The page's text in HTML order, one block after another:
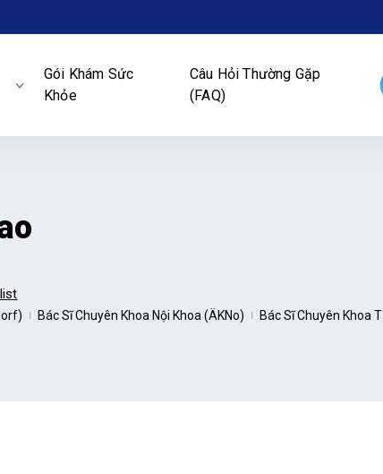
Gói Khám Sức
Khỏe
Câu Hỏi Thường Gặp
(FAQ)
| Bác Sĩ Chuyên Khoa Nội Khoa (ÄKNo) | Bác Sĩ Chuyên Khoa